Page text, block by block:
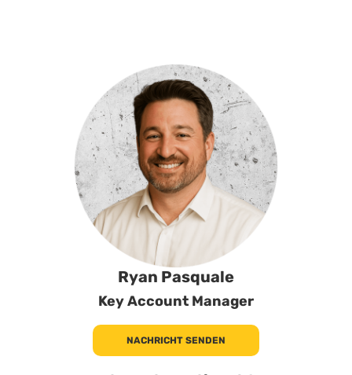
Ryan Pasquale
Key Account Manager
NACHRICHT SENDEN